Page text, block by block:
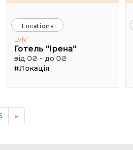
Locations
Lviv
Готель "Ірена"
від 0₴ - до 0₴
#Локація
»